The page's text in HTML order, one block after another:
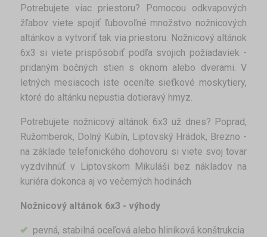
Potrebujete viac priestoru? Pomocou odkvapových
žľabov viete spojiť ľubovoľné množstvo nožnicových
altánkov a vytvoriť tak via priestoru. Nožnicový altánok
6x3 si viete prispôsobiť podľa svojich požiadaviek -
pridaným bočných stien s oknom alebo dverami. V
letných mesiacoch iste oceníte sieťkové moskytiery,
ktoré do altánku nepustia dotieravý hmyz.
Potrebujete nožnicový altánok 6x3 už dnes? Poprad,
Ružomberok, Dolný Kubín, Liptovský Hrádok, Brezno -
na základe telefonického dohovoru si viete svoj tovar
vyzdvihnúť v Liptovskom Mikuláši bez nákladov na
kuriéra dokonca aj vo večerných hodinách
Nožnicový altánok 6x3 - výhody
pevná, stabilná oceľová alebo hliníková konštrukcia